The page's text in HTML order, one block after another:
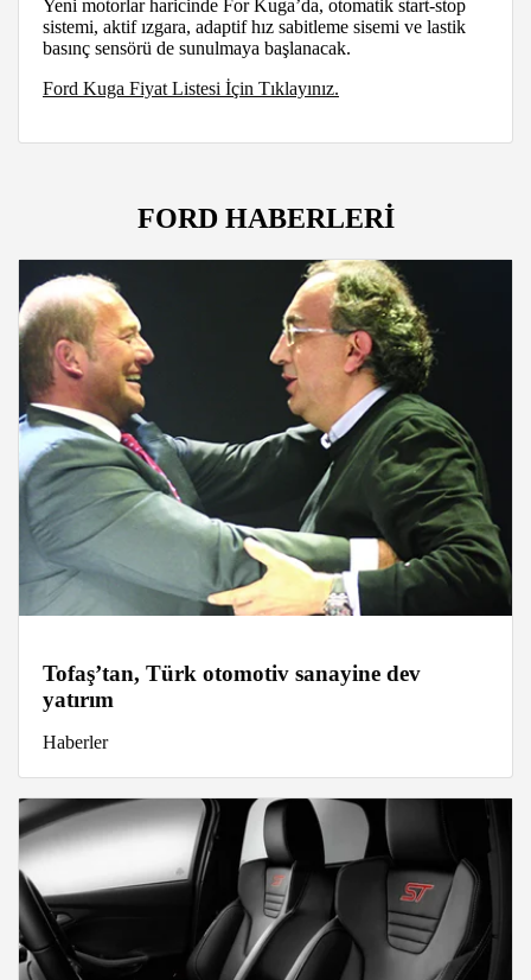
Yeni motorlar haricinde For Kuga’da, otomatik start-stop
sistemi, aktif ızgara, adaptif hız sabitleme sisemi ve lastik
basınç sensörü de sunulmaya başlanacak.
Ford Kuga Fiyat Listesi İçin Tıklayınız.
FORD HABERLERİ
Tofaş’tan, Türk otomotiv sanayine dev
yatırım
Haberler